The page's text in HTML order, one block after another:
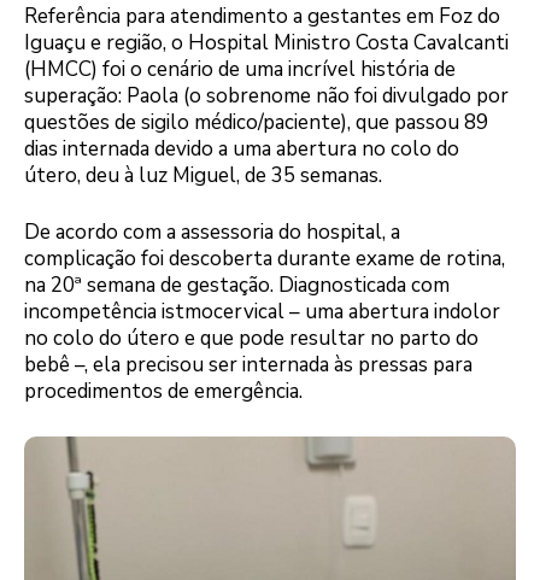
Referência para atendimento a gestantes em Foz do
Iguaçu e região, o Hospital Ministro Costa Cavalcanti
(HMCC) foi o cenário de uma incrível história de
superação: Paola (o sobrenome não foi divulgado por
questões de sigilo médico/paciente), que passou 89
dias internada devido a uma abertura no colo do
útero, deu à luz Miguel, de 35 semanas.
De acordo com a assessoria do hospital, a
complicação foi descoberta durante exame de rotina,
na 20ª semana de gestação. Diagnosticada com
incompetência istmocervical – uma abertura indolor
no colo do útero e que pode resultar no parto do
bebê –, ela precisou ser internada às pressas para
procedimentos de emergência.